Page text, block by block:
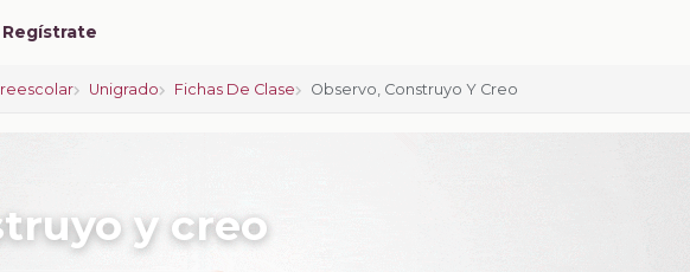
Regístrate
Unigrado Fichas De Clase Observo, Construyo Y Creo
y creo